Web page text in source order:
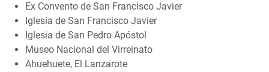
Ex Convento de San Francisco Javier
Iglesia de San Francisco Javier
Iglesia de San Pedro Apóstol
Museo Nacional del Virreinato
Ahuehuete, El Lanzarote